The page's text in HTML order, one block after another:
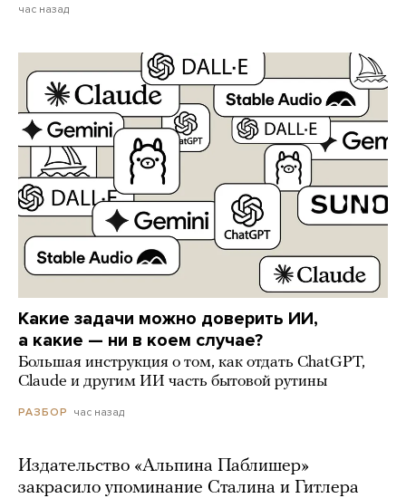
час назад
Какие задачи можно доверить ИИ,
а какие — ни в коем случае?
Большая инструкция о том, как отдать ChatGPT,
Claude и другим ИИ часть бытовой рутины
РАЗБОР час назад
Издательство «Альпина Паблишер»
закрасило упоминание Сталина и Гитлера